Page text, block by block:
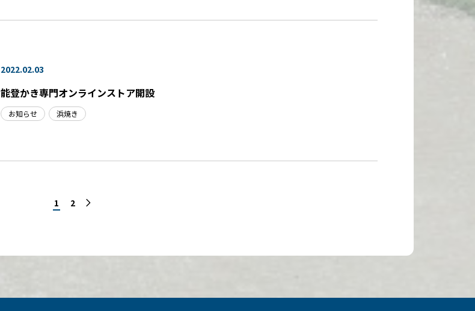
2022.02.03
能登かき専門オンラインストア開設
お知らせ 浜焼き
1 2